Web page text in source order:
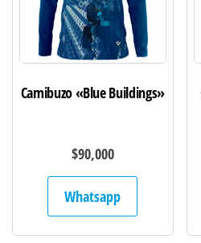
Camibuzo «Blue Buildings»
$90,000
Whatsapp